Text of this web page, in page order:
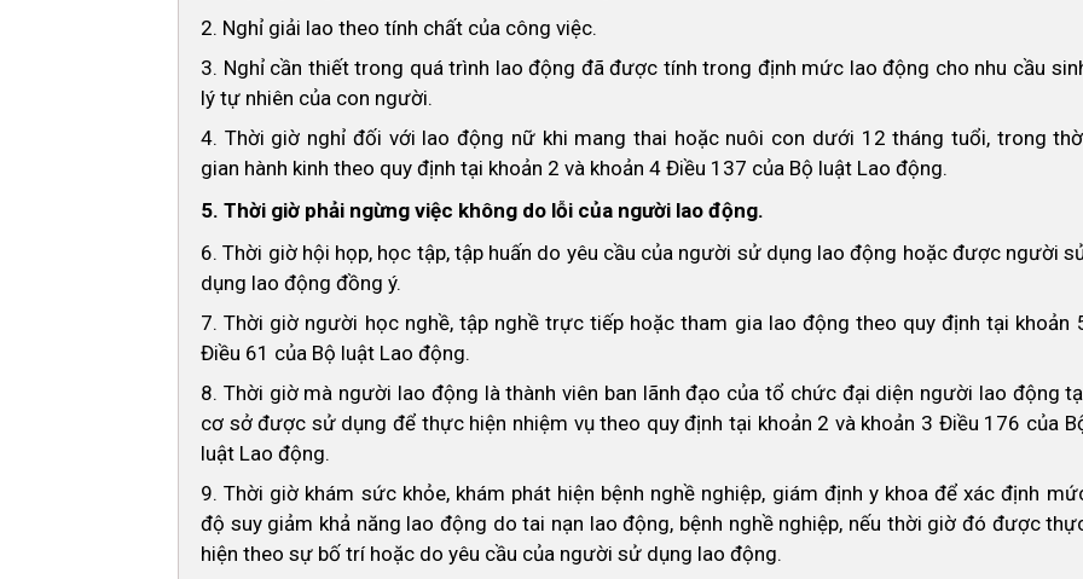
2. Nghỉ giải lao theo tính chất của công việc.
3. Nghỉ cần thiết trong quá trình lao động đã được tính trong định mức lao động cho nhu cầu
lý tự nhiên của con người.
4. Thời giờ nghỉ đối với lao động nữ khi mang thai hoặc nuôi con dưới 12 tháng tuổi, trong
gian hành kinh theo quy định tại khoản 2 và khoản 4 Điều 137 của Bộ luật Lao động.
5. Thời giờ phải ngừng việc không do lỗi của người lao động.
6. Thời giờ hội họp, học tập, tập huấn do yêu cầu của người sử dụng lao động hoặc được người
dụng lao động đồng ý.
7. Thời giờ người học nghề, tập nghề trực tiếp hoặc tham gia lao động theo quy định tại khoản
Điều 61 của Bộ luật Lao động.
8. Thời giờ mà người lao động là thành viên ban lãnh đạo của tổ chức đại diện người lao động
cơ sở được sử dụng để thực hiện nhiệm vụ theo quy định tại khoản 2 và khoản 3 Điều 176 của
luật Lao động.
9. Thời giờ khám sức khỏe, khám phát hiện bệnh nghề nghiệp, giám định y khoa để xác định
độ suy giảm khả năng lao động do tai nạn lao động, bệnh nghề nghiệp, nếu thời giờ đó được
hiện theo sự bố trí hoặc do yêu cầu của người sử dụng lao động.